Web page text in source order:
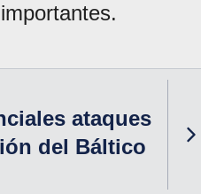
ataques
del Báltico